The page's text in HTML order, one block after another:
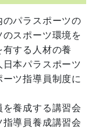
パラスポーツの
スポーツ環境を
する人材の養
本パラスポーツ
ツ指導員制度に
養成する講習会
導員養成講習会